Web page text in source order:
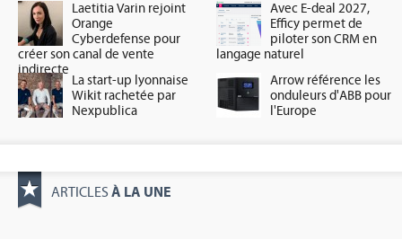
Laetitia Varin rejoint
Orange
Cyberdefense pour
créer son canal de vente
indirecte
Avec E-deal 2027,
Efficy permet de
piloter son CRM en
langage naturel
La start-up lyonnaise
Wikit rachetée par
Nexpublica
Arrow référence les
onduleurs d'ABB pour
l'Europe
ARTICLES À LA UNE